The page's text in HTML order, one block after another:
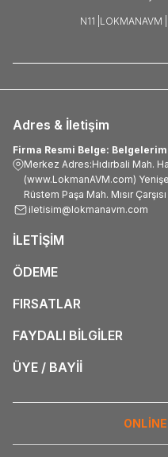
N11 | LOKMANAVM |
Adres & İletişim
Firma Resmi Belge:
Merkez Adres:Hıdırbali Mah.
(www.LokmanAVM.com)
Rüstem Paşa Mah. Mısır
iletisim@lokmanavm.com
İLETİŞİM
ÖDEME
FIRSATLAR
FAYDALI BİLGİLER
ÜYE / BAYİİ